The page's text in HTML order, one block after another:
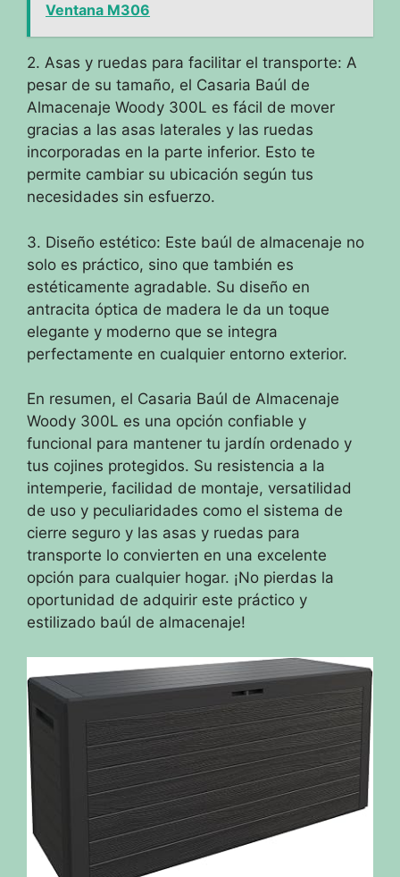
Ventana M306
2. Asas y ruedas para facilitar el transporte: A
pesar de su tamaño, el Casaria Baúl de
Almacenaje Woody 300L es fácil de mover
gracias a las asas laterales y las ruedas
incorporadas en la parte inferior. Esto te
permite cambiar su ubicación según tus
necesidades sin esfuerzo.
3. Diseño estético: Este baúl de almacenaje no
solo es práctico, sino que también es
estéticamente agradable. Su diseño en
antracita óptica de madera le da un toque
elegante y moderno que se integra
perfectamente en cualquier entorno exterior.
En resumen, el Casaria Baúl de Almacenaje
Woody 300L es una opción confiable y
funcional para mantener tu jardín ordenado y
tus cojines protegidos. Su resistencia a la
intemperie, facilidad de montaje, versatilidad
de uso y peculiaridades como el sistema de
cierre seguro y las asas y ruedas para
transporte lo convierten en una excelente
opción para cualquier hogar. ¡No pierdas la
oportunidad de adquirir este práctico y
estilizado baúl de almacenaje!